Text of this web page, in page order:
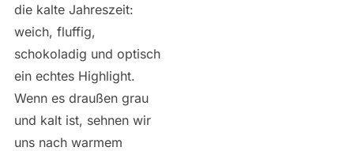
die kalte Jahreszeit:
weich, fluffig,
schokoladig und optisch
ein echtes Highlight.
Wenn es draußen grau
und kalt ist, sehnen wir
uns nach warmem